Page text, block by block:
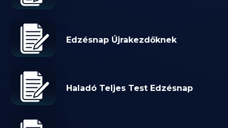
Edzésnap Újrakezdőknek
Haladó Teljes Test Edzésnap